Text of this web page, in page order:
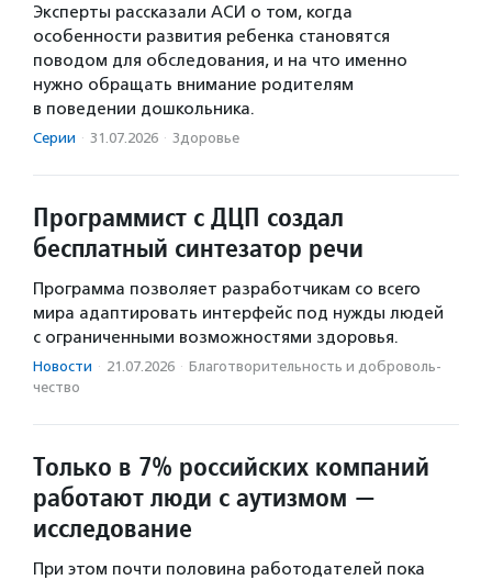
Эксперты рассказали АСИ о том, когда
особенности развития ребенка становятся
поводом для обследования, и на что именно
нужно обращать внимание родителям
в поведении дошкольника.
Серии · 31.07.2026 · Здоровье
Программист с ДЦП создал
бесплатный синтезатор речи
Программа позволяет разработчикам со всего
мира адаптировать интерфейс под нужды людей
с ограниченными возможностями здоровья.
Новости · 21.07.2026 · Благотвори­тель­ность и доброволь­
чест­во
Только в 7% российских компаний
работают люди с аутизмом —
исследование
При этом почти половина работодателей пока